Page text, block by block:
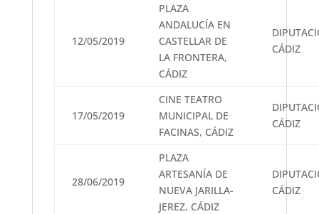
12/05/2019
PLAZA
ANDALUCÍA EN
CASTELLAR DE
LA FRONTERA,
CÁDIZ
CÁDIZ
17/05/2019
CINE TEATRO
MUNICIPAL DE
FACINAS, CÁDIZ
CÁDIZ
28/06/2019
PLAZA
ARTESANÍA DE
NUEVA JARILLA-
JEREZ, CÁDIZ
CÁDIZ